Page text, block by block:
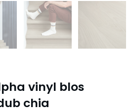
vinyl blos
chia